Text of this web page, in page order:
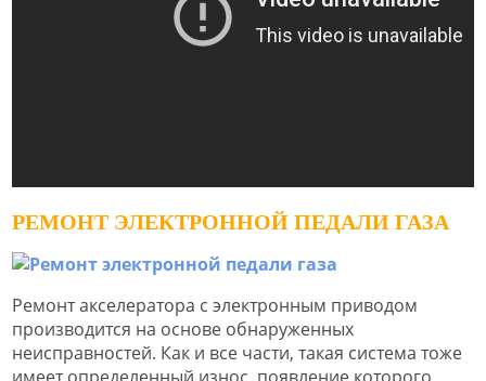
РЕМОНТ ЭЛЕКТРОННОЙ ПЕДАЛИ ГАЗА
Ремонт акселератора с электронным приводом
производится на основе обнаруженных
неисправностей. Как и все части, такая система тоже